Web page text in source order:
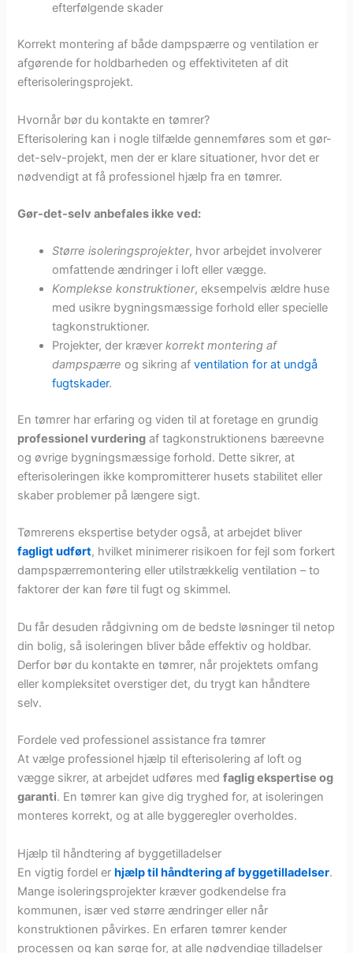
efterfølgende skader
Korrekt montering af både dampspærre og ventilation er
afgørende for holdbarheden og effektiviteten af dit
efterisoleringsprojekt.
Hvornår bør du kontakte en tømrer?
Efterisolering kan i nogle tilfælde gennemføres som et gør-
det-selv-projekt, men der er klare situationer, hvor det er
nødvendigt at få professionel hjælp fra en tømrer.
Gør-det-selv anbefales ikke ved:
Større isoleringsprojekter, hvor arbejdet involverer
omfattende ændringer i loft eller vægge.
Komplekse konstruktioner, eksempelvis ældre huse
med usikre bygningsmæssige forhold eller specielle
tagkonstruktioner.
Projekter, der kræverkorrekt montering af
dampspærre og sikring afventilation for at undgå
fugtskader.
En tømrer har erfaring og viden til at foretage en grundig
professionel vurdering af tagkonstruktionens bæreevne
og øvrige bygningsmæssige forhold. Dette sikrer, at
efterisoleringen ikke kompromitterer husets stabilitet eller
skaber problemer på længere sigt.
Tømrerens ekspertise betyder også, at arbejdet bliver
fagligt udført, hvilket minimerer risikoen for fejl som forkert
dampspærremontering eller utilstrækkelig ventilation – to
faktorer der kan føre til fugt og skimmel.
Du får desuden rådgivning om de bedste løsninger til netop
din bolig, så isoleringen bliver både effektiv og holdbar.
Derfor bør du kontakte en tømrer, når projektets omfang
eller kompleksitet overstiger det, du trygt kan håndtere
selv.
Fordele ved professionel assistance fra tømrer
At vælge professionel hjælp til efterisolering af loft og
vægge sikrer, at arbejdet udføres medfaglig ekspertise og
garanti. En tømrer kan give dig tryghed for, at isoleringen
monteres korrekt, og at alle byggeregler overholdes.
Hjælp til håndtering af byggetilladelser
En vigtig fordel erhjælp til håndtering af byggetilladelser.
Mange isoleringsprojekter kræver godkendelse fra
kommunen, især ved større ændringer eller når
konstruktionen påvirkes. En erfaren tømrer kender
processen og kan sørge for, at alle nødvendige tilladelser